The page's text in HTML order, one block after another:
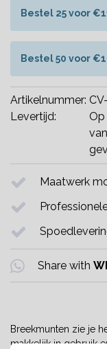
Bestel 25 voor
Bestel 50 voor
Artikelnummer:
Levertijd:
Maatwerk
Share with
Breekmunten zie je
makkelijk in gebruik